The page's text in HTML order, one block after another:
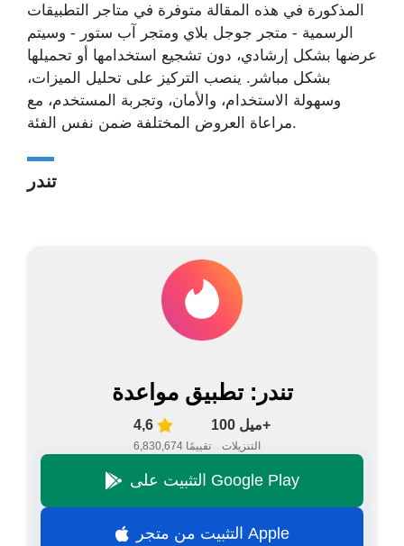
المذكورة في هذه المقالة متوفرة في متاجر التطبيقات
الرسمية - متجر جوجل بلاي ومتجر آب ستور - وسيتم
عرضها بشكل إرشادي، دون تشجيع استخدامها أو تحميلها
بشكل مباشر. ينصب التركيز على تحليل الميزات،
وسهولة الاستخدام، والأمان، وتجربة المستخدم، مع
مراعاة العروض المختلفة ضمن نفس الفئة.
تندر
تندر: تطبيق مواعدة
4,6
6,830,674 تقييمًا
100 ميل+
التنزيلات
التثبيت على Google Play
التثبيت من متجر Apple